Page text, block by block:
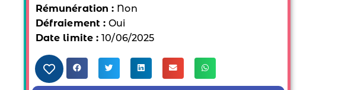
Rémunération : Non
Défraiement :Oui
Date limite :10/06/2025